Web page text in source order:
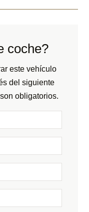
coche?
este vehículo
del siguiente
obligatorios.